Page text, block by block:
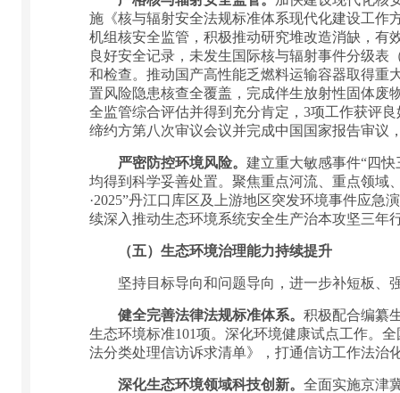
施《核与辐射安全法规标准体系现代化建设工作
机组核安全监管，积极推动研究堆改造消缺，有
良好安全记录，未发生国际核与辐射事件分级表
和检查。推动国产高性能乏燃料运输容器取得重
置风险隐患核查全覆盖，完成伴生放射性固体废
全监管综合评估并得到充分肯定，3项工作获评
缔约方第八次审议会议并完成中国国家报告审议
严密防控环境风险。 建立重大敏感事件“四
均得到科学妥善处置。聚焦重点河流、重点领域
·2025”丹江口库区及上游地区突发环境事件应
续深入推动生态环境系统安全生产治本攻坚三年
（五）生态环境治理能力持续提升
坚持目标导向和问题导向，进一步补短板、
健全完善法律法规标准体系。 积极配合编纂
生态环境标准101项。深化环境健康试点工作。
法分类处理信访诉求清单》，打通信访工作法治
深化生态环境领域科技创新。 全面实施京津